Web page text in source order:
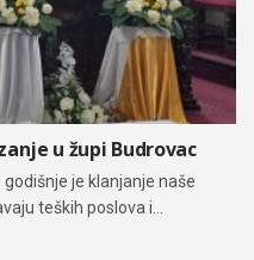
u župi Budrovac
godišnje je klanjanje naše
teških poslova i...